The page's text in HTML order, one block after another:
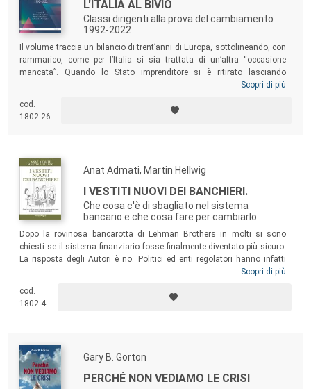
L'ITALIA AL BIVIO
Classi dirigenti alla prova del cambiamento
1992-2022
Il volume traccia un bilancio di trent’anni di Europa, sottolineando, con
rammarico, come per l’Italia si sia trattata di un’altra “occasione
mancata”. Quando lo Stato imprenditore si è ritirato lasciando
un’importante eredità (le imprese pubbliche), “gli eredi” delle
compromessa la capacità di crescita del Paese, si sono aggravati gli
squilibri territoriali e sociali, è andato colpevolmente disperso un
Scopri di più
cod.
1802.26
Anat Admati, Martin Hellwig
I VESTITI NUOVI DEI BANCHIERI.
Che cosa c'è di sbagliato nel sistema
bancario e che cosa fare per cambiarlo
Dopo la rovinosa bancarotta di Lehman Brothers in molti si sono
chiesti se il sistema finanziario fosse finalmente diventato più sicuro.
La risposta degli Autori è no. Politici ed enti regolatori hanno infatti
consentito che venisse bloccata un’efficace riforma del sistema
a molte più persone di partecipare al dibattito su questi temi. Una
condizione indispensabile per riuscire a ottenere un cambiamento
Scopri di più
cod.
1802.4
Gary B. Gorton
PERCHÉ NON VEDIAMO LE CRISI